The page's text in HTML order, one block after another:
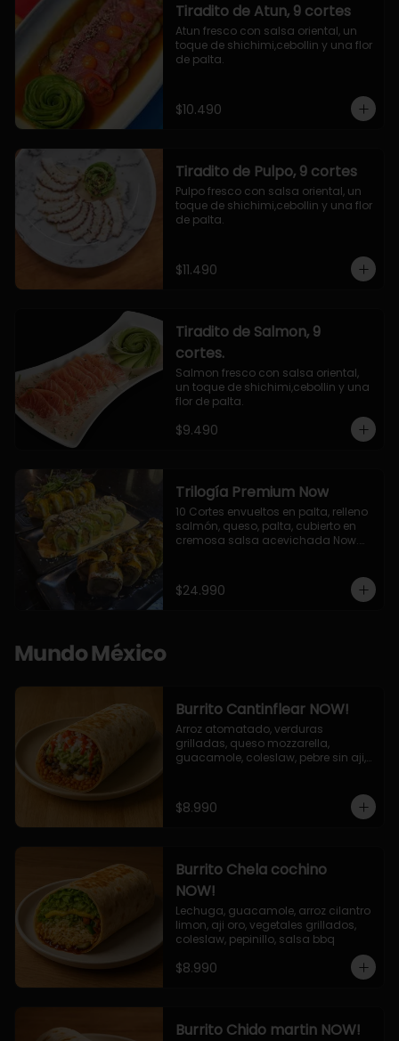
Tiradito de Atun, 9 cortes
Atun fresco con salsa oriental, un
toque de shichimi,cebollin y una flor
de palta.
$10.490
Tiradito de Pulpo, 9 cortes
Pulpo fresco con salsa oriental, un
toque de shichimi,cebollin y una flor
de palta.
$11.490
Tiradito de Salmon, 9
cortes.
Salmon fresco con salsa oriental,
un toque de shichimi,cebollin y una
flor de palta.
$9.490
Trilogía Premium Now
10 Cortes envueltos en palta, relleno
salmón, queso, palta, cubierto en
cremosa salsa acevichada Now.
palta, cubierto con topping de
chimichurri de la casa flambeado.
$24.990
Mundo México
Burrito Cantinflear NOW!
Arroz atomatado, verduras
grilladas, queso mozzarella,
guacamole, coleslaw, pebre sin aji,
$8.990
Burrito Chela cochino
NOW!
Lechuga, guacamole, arroz cilantro
limon, aji oro, vegetales grillados,
coleslaw, pepinillo, salsa bbq
$8.990
Burrito Chido martin NOW!